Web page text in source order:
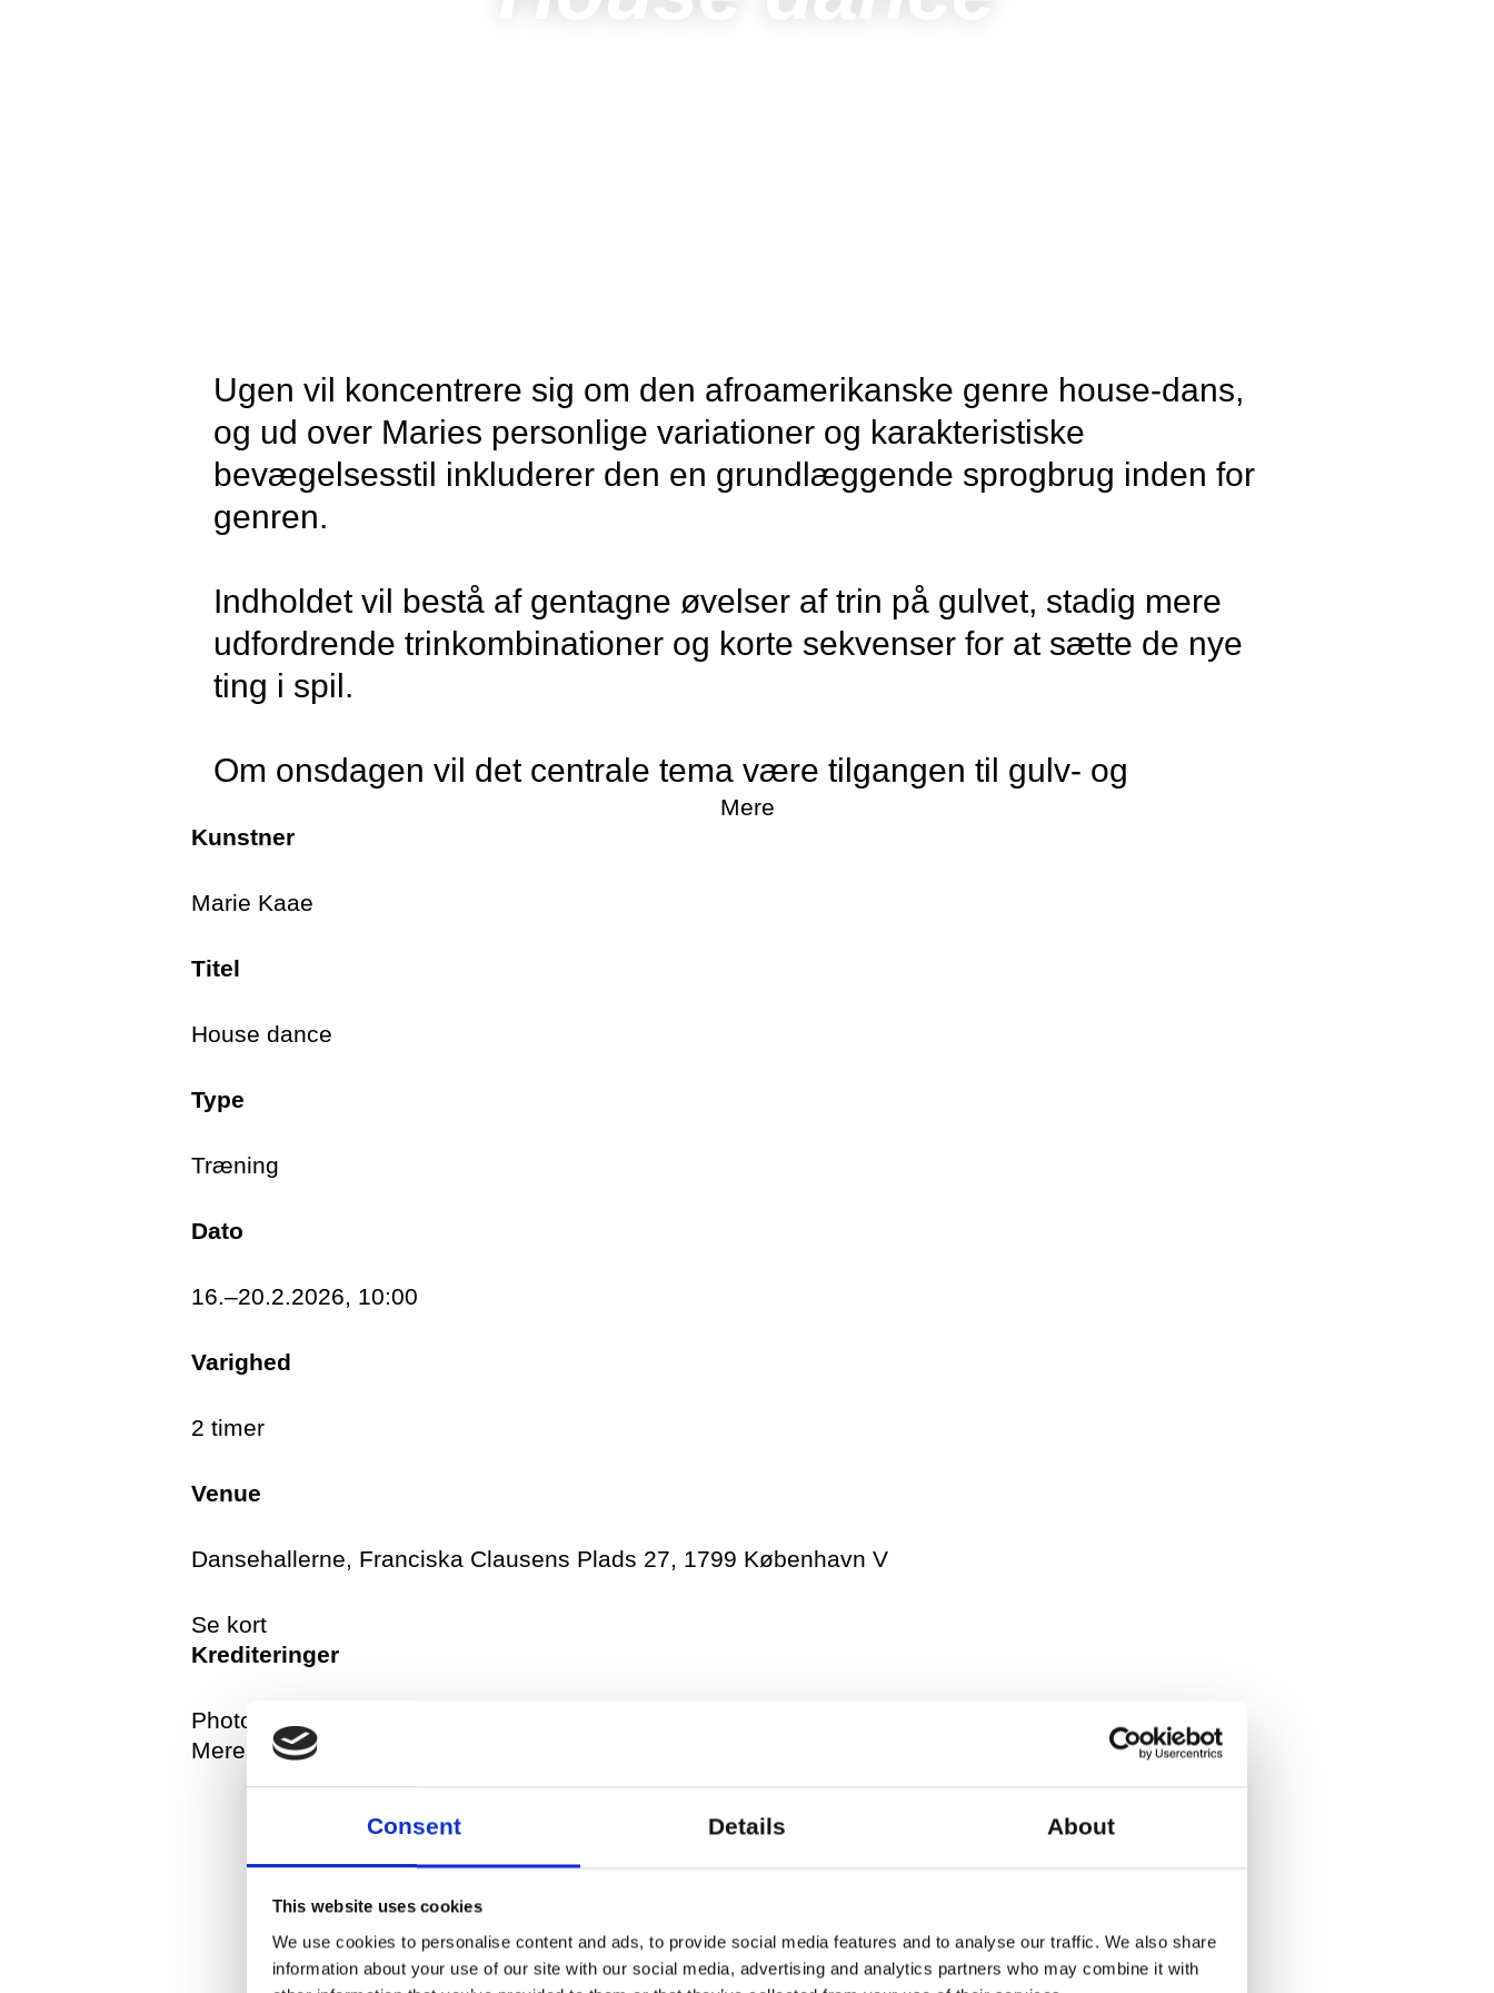
Consent Details About
This website uses cookies
We use cookies to personalise content and ads, to provide social media features and to analyse our traffic. We also share
information about your use of our site with our social media, advertising and analytics partners who may combine it with
Ugen vil koncentrere sig om den afroamerikanske genre house-dans,
og ud over Maries personlige variationer og karakteristiske
bevægelsesstil inkluderer den en grundlæggende sprogbrug inden for
genren.
Indholdet vil bestå af gentagne øvelser af trin på gulvet, stadig mere
udfordrende trinkombinationer og korte sekvenser for at sætte de nye
ting i spil.
Om onsdagen vil det centrale tema være tilgangen til gulv- og
Generelt vil klassernes fokus være en balanceakt mellem respekt for en
(freestyle/improvisation).
skærpe deltaernes kropslige intelligens på et praktisk niveau.
Gulvarbejdet sikrer konditionering for hele kroppen og minder samtidig
gennem udveksling med hinanden i tæt forbindelse med musikken.
Deltagerne opfordres til at vær klar og varmet op, inden klassen går i
gang.
Klasserne afholdes på Dansehallerne, Franciska Clausens Plads 27 DK-1799 København V.
I Dansehallerne er der niveaufri adgang til alle etager ved benyttelse af husets elevator.
Vi beder dig venligst møde op 15 minutter før timen, så der er tid til at tjekke ind med din QR-kode i
Foyeren på billetten.
Alle medlemmer kan deltage i Dansehallernes træningsaktiviteter – et årsprogram med cirka 5
dages træning om ugen og nu også workshops hver anden uge. Dette er for alle professionelle
medlemmer uanset baggrund i danseundervisning, og det er også muligt at deltage i en drop-in
Internationale gæster kan også deltage i træning gratis i op til 1 måned. Har du kommentarer eller
gode tips til træningsprogrammet, kan du altid sende en e-mail til kuratorerne;
trainingcurator@dansehallerne.dk
Mere
Kunstner
Marie Kaae
Titel
House dance
Type
Træning
Dato
16.–20.2.2026, 10:00
Varighed
2 timer
Venue
Dansehallerne, Franciska Clausens Plads 27, 1799 København V
Se kort
Krediteringer
Photo Samantha Mercano
Mere